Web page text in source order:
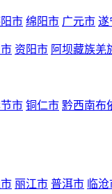
市 绵阳市 广元市 遂
资阳市 阿坝藏族羌
市 铜仁市 黔西南布
丽江市 普洱市 临